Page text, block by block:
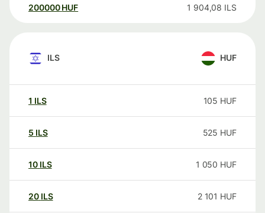
200000 HUF 1 904,08 ILS
ILS HUF
1 ILS 105 HUF
5 ILS 525 HUF
10 ILS 1 050 HUF
20 ILS 2 101 HUF